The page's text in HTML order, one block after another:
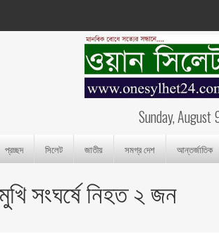
Sunday, August
প্রচ্ছদ সিলেট জাতীয় সমগ্র দেশ আন্তর্জাতিক
সংঘর্ষে নিহত ২ জন